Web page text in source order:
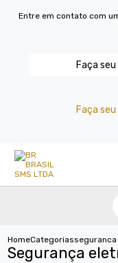
Entre em contato com
Faça
Faça
HomeCategoriasseguranca
Segurança